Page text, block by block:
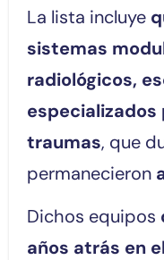
La lista incluye
sistemas
radiológicos,
especializados
traumas, que
permanecieron
Dichos equipos
años atrás en